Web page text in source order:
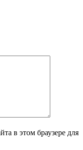
в этом браузере для